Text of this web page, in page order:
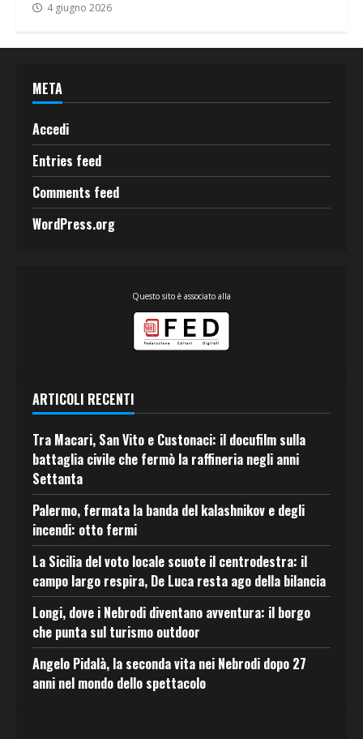
4 giugno 2026
META
Accedi
Entries feed
Comments feed
WordPress.org
Questo sito è associato alla
ARTICOLI RECENTI
Tra Macari, San Vito e Custonaci: il docufilm sulla
battaglia civile che fermò la raffineria negli anni
Settanta
Palermo, fermata la banda del kalashnikov e degli
incendi: otto fermi
La Sicilia del voto locale scuote il centrodestra: il
campo largo respira, De Luca resta ago della bilancia
Longi, dove i Nebrodi diventano avventura: il borgo
che punta sul turismo outdoor
Angelo Pidalà, la seconda vita nei Nebrodi dopo 27
anni nel mondo dello spettacolo